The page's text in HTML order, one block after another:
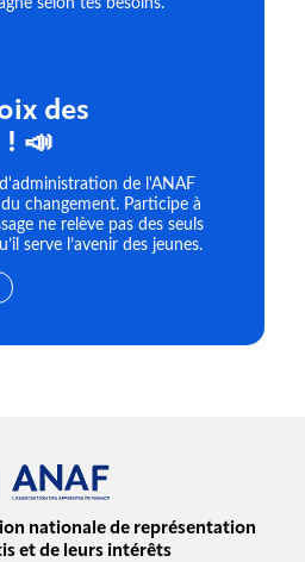
selon tes besoins.
des
📣
de l'ANAF
changement. Participe à
ne relève pas des seuls
serve l’avenir des jeunes.
nationale de représentation
et de leurs intérêts